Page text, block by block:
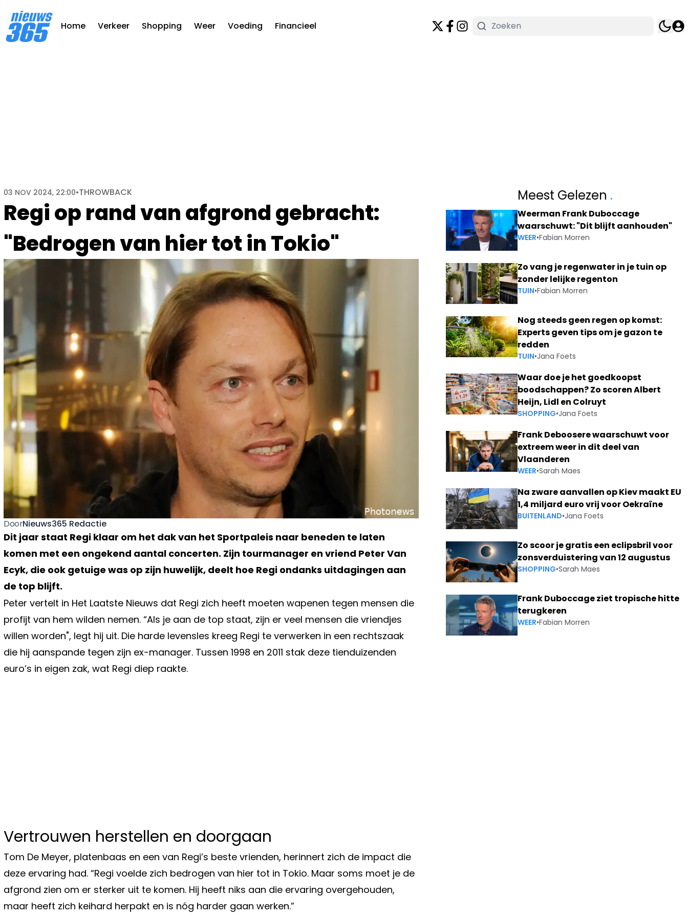
Home Verkeer Shopping Weer Voeding Financieel
Regi op rand van afgrond gebracht:
"Bedrogen van hier tot in Tokio"
03 NOV 2024, 22:00•THROWBACK
DoorNieuws365 Redactie
Dit jaar staat Regi klaar om het dak van het Sportpaleis naar beneden te laten
komen met een ongekend aantal concerten. Zijn tourmanager en vriend Peter Van
Ecyk, die ook getuige was op zijn huwelijk, deelt hoe Regi ondanks uitdagingen aan
de top blijft.
Peter vertelt in Het Laatste Nieuws dat Regi zich heeft moeten wapenen tegen mensen die
profijt van hem wilden nemen. “Als je aan de top staat, zijn er veel mensen die vriendjes
willen worden", legt hij uit. Die harde levensles kreeg Regi te verwerken in een rechtszaak
die hij aanspande tegen zijn ex-manager. Tussen 1998 en 2011 stak deze tienduizenden
euro’s in eigen zak, wat Regi diep raakte.
Vertrouwen herstellen en doorgaan
Tom De Meyer, platenbaas en een van Regi’s beste vrienden, herinnert zich de impact die
deze ervaring had. “Regi voelde zich bedrogen van hier tot in Tokio. Maar soms moet je de
afgrond zien om er sterker uit te komen. Hij heeft niks aan die ervaring overgehouden,
maar heeft zich keihard herpakt en is nóg harder gaan werken.”
Meest Gelezen .
Weerman Frank Duboccage
waarschuwt: "Dit blijft aanhouden"
WEER•Fabian Morren
Zo vang je regenwater in je tuin op
zonder lelijke regenton
TUIN•Fabian Morren
Nog steeds geen regen op komst:
Experts geven tips om je gazon te
redden
TUIN•Jana Foets
Waar doe je het goedkoopst
boodschappen? Zo scoren Albert
Heijn, Lidl en Colruyt
SHOPPING•Jana Foets
Frank Deboosere waarschuwt voor
extreem weer in dit deel van
Vlaanderen
WEER•Sarah Maes
Na zware aanvallen op Kiev maakt EU
1,4 miljard euro vrij voor Oekraïne
BUITENLAND•Jana Foets
Zo scoor je gratis een eclipsbril voor
zonsverduistering van 12 augustus
SHOPPING•Sarah Maes
Frank Duboccage ziet tropische hitte
terugkeren
WEER•Fabian Morren